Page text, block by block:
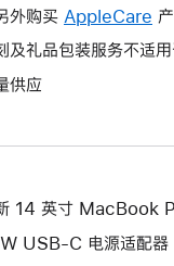
外购买 AppleCare 此
操
开
的
窗
及礼品包装服务不适
供应
14 英寸 MacBook
USB-C 电源适配器